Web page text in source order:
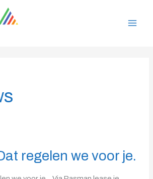
regelen we voor je.